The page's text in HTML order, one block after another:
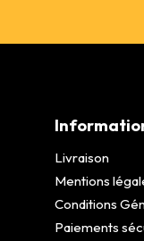
Livraison
Mentions
Conditions
Paiements